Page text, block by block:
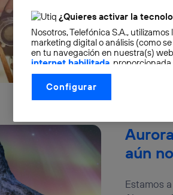
El verano
para
Elena Díaz
aún
Estamos
¿Quieres activar la
Nosotros, Telefónica S.A.,
marketing digital o análisis (como
en tu navegación en nuestra(s)
internet habilitada ,
otorgas tu consentimiento en cada
La tecnología Utiq está diseñada
control.
utilizando tu dirección IP y otra
vinculada a la conexión que utilizas
Este identificador se asigna a la
conecte su dispositivo y consienta
Configurar